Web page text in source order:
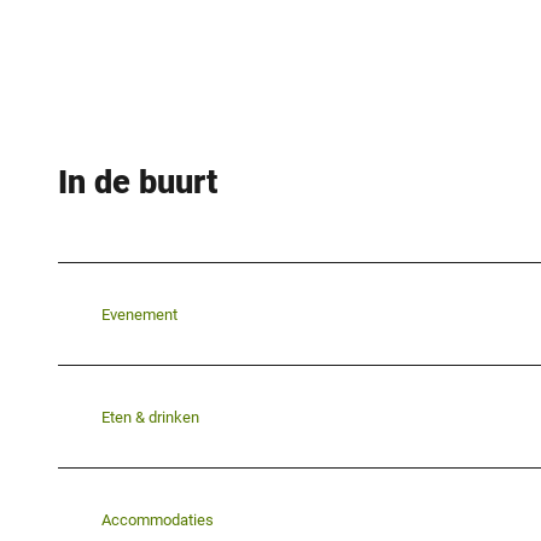
In de buurt
Evenement
Eten & drinken
Accommodaties